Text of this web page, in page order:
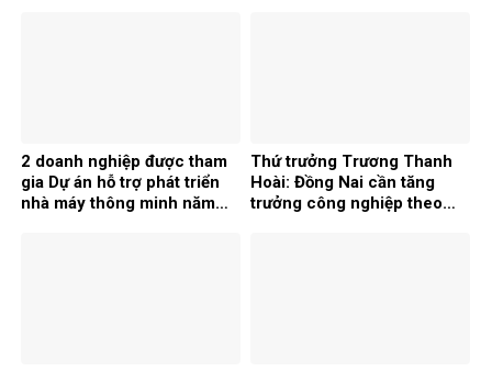
2 doanh nghiệp được tham
gia Dự án hỗ trợ phát triển
nhà máy thông minh năm
Thứ trưởng Trương Thanh
Hoài: Đồng Nai cần tăng
trưởng công nghiệp theo